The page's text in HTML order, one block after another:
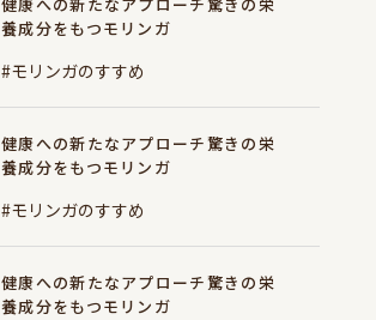
健康への新たなアプローチ驚きの栄
養成分をもつモリンガ
#モリンガのすすめ
健康への新たなアプローチ驚きの栄
養成分をもつモリンガ
#モリンガのすすめ
健康への新たなアプローチ驚きの栄
養成分をもつモリンガ